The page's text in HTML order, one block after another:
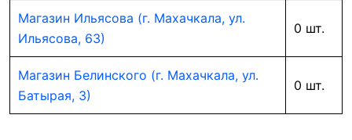
Магазин Ильясова (г. Махачкала, ул.
Ильясова, 63)
0 шт.
Магазин Белинского (г. Махачкала, ул.
Батырая, 3)
0 шт.